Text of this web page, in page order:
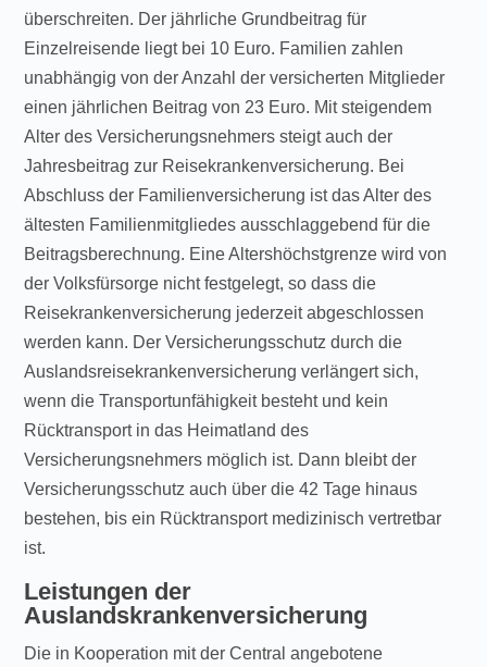
überschreiten. Der jährliche Grundbeitrag für
Einzelreisende liegt bei 10 Euro. Familien zahlen
unabhängig von der Anzahl der versicherten Mitglieder
einen jährlichen Beitrag von 23 Euro. Mit steigendem
Alter des Versicherungsnehmers steigt auch der
Jahresbeitrag zur Reisekrankenversicherung. Bei
Abschluss der Familienversicherung ist das Alter des
ältesten Familienmitgliedes ausschlaggebend für die
Beitragsberechnung. Eine Altershöchstgrenze wird von
der Volksfürsorge nicht festgelegt, so dass die
Reisekrankenversicherung jederzeit abgeschlossen
werden kann. Der Versicherungsschutz durch die
Auslandsreisekrankenversicherung verlängert sich,
wenn die Transportunfähigkeit besteht und kein
Rücktransport in das Heimatland des
Versicherungsnehmers möglich ist. Dann bleibt der
Versicherungsschutz auch über die 42 Tage hinaus
bestehen, bis ein Rücktransport medizinisch vertretbar
ist.
Leistungen der
Auslandskrankenversicherung
Die in Kooperation mit der Central angebotene